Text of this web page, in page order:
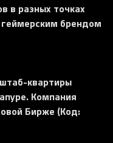
в разных точках
брендом
квартиры
Компания
Бирже (Код: